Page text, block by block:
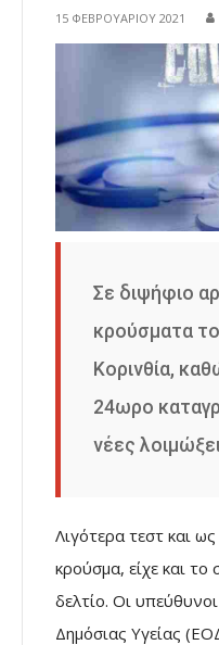
15 ΦΕΒΡΟΥΑΡΊΟΥ 2021
Σε διψήφιο
κρούσματα
Κορινθία,
24ωρο
νέες
Λιγότερα τεστ και
κρούσμα, είχε και το
δελτίο. Οι
Δημόσιας Υγείας